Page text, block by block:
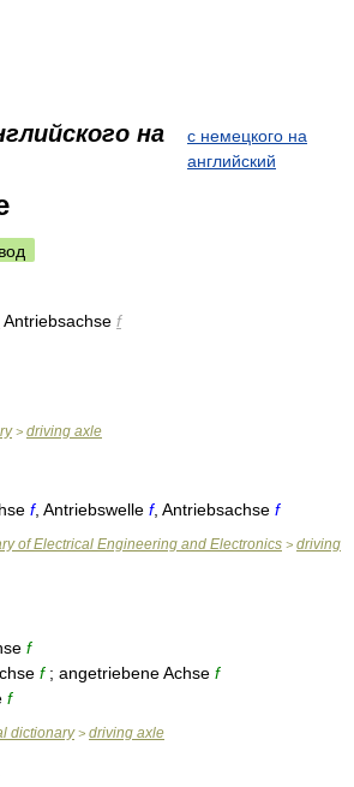
на
с немецкого на
английский
Antriebsachse f
> driving axle
f, Antriebswelle f, Antriebsachse f
of Electrical Engineering and Electronics > driving
f
f; angetriebene Achse f
f
dictionary> driving axle